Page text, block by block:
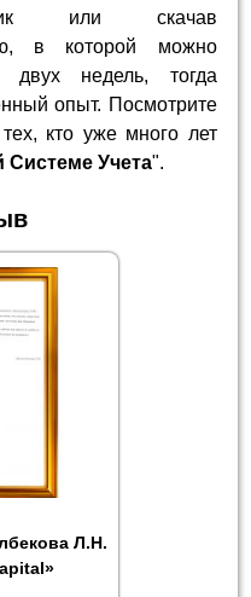
или скачав
в которой можно
двух недель, тогда
опыт. Посмотрите
кто уже много лет
Системе Учета".
Л.Н.